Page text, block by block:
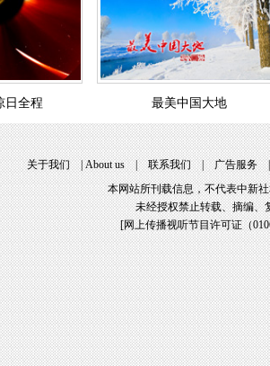
日全程 最美中国大地
关于我们|About us|联系我们|广告服务
本网站所刊载信息，不代表中新
未经授权禁止转载、摘编、
[网上传播视听节目许可证（